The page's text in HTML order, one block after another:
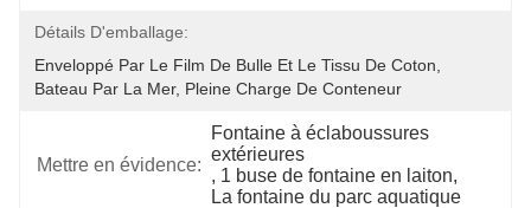
Détails D'emballage:
Enveloppé Par Le Film De Bulle Et Le Tissu De Coton,
Bateau Par La Mer, Pleine Charge De Conteneur
Mettre en évidence:
Fontaine à éclaboussures
extérieures
, 1 buse de fontaine en laiton,
La fontaine du parc aquatique